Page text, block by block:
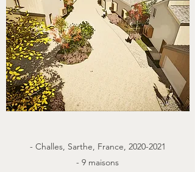
- Challes, Sarthe, France, 2020-2021
- 9 maisons